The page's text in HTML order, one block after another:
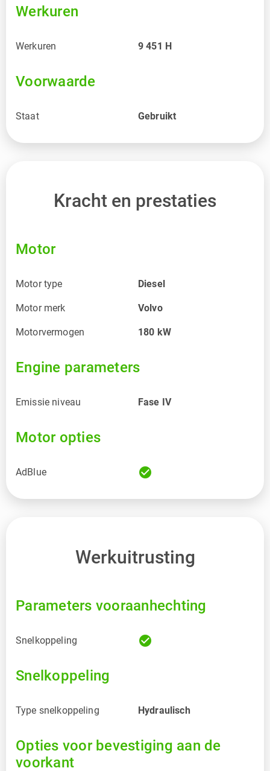
Werkuren
Werkuren 9 451 H
Voorwaarde
Staat Gebruikt
Kracht en prestaties
Motor
Motor type Diesel
Motor merk Volvo
Motorvermogen 180 kW
Engine parameters
Emissie niveau Fase IV
Motor opties
AdBlue check_circle
Werkuitrusting
Parameters vooraanhechting
Snelkoppeling check_circle
Snelkoppeling
Type snelkoppeling Hydraulisch
Opties voor bevestiging aan de
voorkant